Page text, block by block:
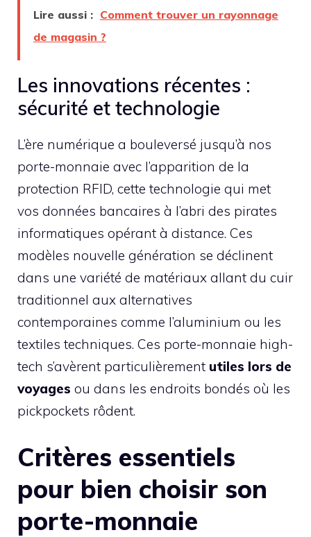
Lire aussi : Comment trouver un rayonnage
de magasin ?
Les innovations récentes :
sécurité et technologie
L’ère numérique a bouleversé jusqu’à nos
porte-monnaie avec l’apparition de la
protection RFID, cette technologie qui met
vos données bancaires à l’abri des pirates
informatiques opérant à distance. Ces
modèles nouvelle génération se déclinent
dans une variété de matériaux allant du cuir
traditionnel aux alternatives
contemporaines comme l’aluminium ou les
textiles techniques. Ces porte-monnaie high-
tech s’avèrent particulièrement utiles lors de
voyages ou dans les endroits bondés où les
pickpockets rôdent.
Critères essentiels
pour bien choisir son
porte-monnaie